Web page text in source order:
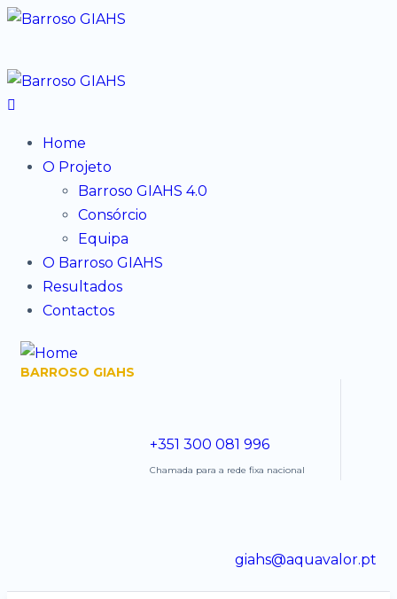
Home
O Projeto
Barroso GIAHS 4.0
Consórcio
Equipa
O Barroso GIAHS
Resultados
Contactos
BARROSO GIAHS
+351 300 081 996
Chamada para a rede fixa nacional
giahs@aquavalor.pt